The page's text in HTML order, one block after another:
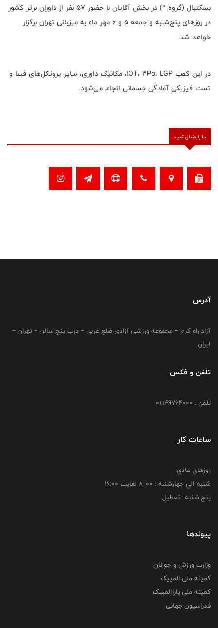
بسکتبال (گروه 2) در بخش آقایان با حضور 57 نفر از داوران برتر کشور
در روزهای پنج‌شنبه و جمعه 5 و 6 مهر ماه به میزبانی تهران برگزار
خواهد شد.
در این کمپ IOT، 3Po، LGP، مکانیک داوری، سایر پروتکل‌های فیبا و
تست فیزیکی آمادگی جسمانی انجام می‌شود.
ما را دنبال کنید
آدرس
آزاد راه کرج – مجموعه ورزشی آزادی ضلع غربی – درب پنج سالن – تهران –
ایران
تلفن و فکس
تلفن : 02149764000
ساعات کار
روزهای عادی:
شنبه الي چهارشنبه : 00: 8 لغايت 16:00
پنج شنبه : تعطیل
پیوندها
وزارت ورزش و جوانان
کمیته ملی المپیک
کمیته ملی پاراالمپیک
فدراسیون جهانی